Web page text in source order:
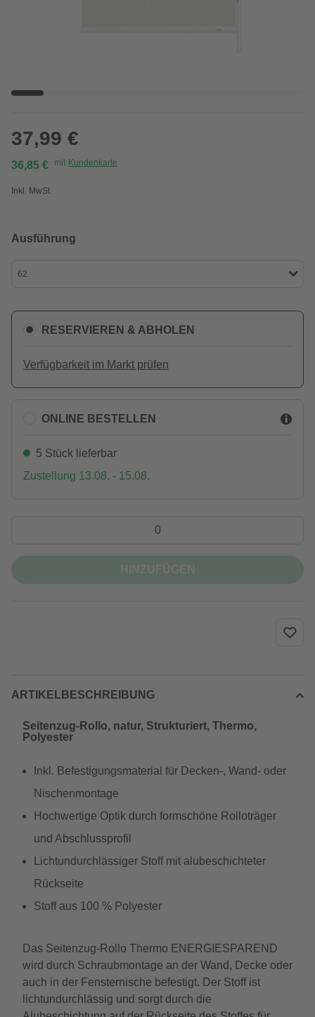
37,99 €
36,85 € mit Kundenkarte
Inkl. MwSt.
Ausführung
62
RESERVIEREN & ABHOLEN
Verfügbarkeit im Markt prüfen
ONLINE BESTELLEN
5 Stück lieferbar
Zustellung 13.08. - 15.08.
ARTIKELBESCHREIBUNG
Seitenzug-Rollo, natur, Strukturiert, Thermo,
Polyester
Inkl. Befestigungsmaterial für Decken-, Wand- oder
Nischenmontage
Hochwertige Optik durch formschöne Rolloträger
und Abschlussprofil
Lichtundurchlässiger Stoff mit alubeschichteter
Rückseite
Stoff aus 100 % Polyester
Das Seitenzug-Rollo Thermo ENERGIESPAREND
wird durch Schraubmontage an der Wand, Decke oder
auch in der Fensternische befestigt. Der Stoff ist
lichtundurchlässig und sorgt durch die